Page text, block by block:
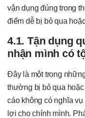
vận dụng đúng trong
điểm dễ bị bỏ qua
4.1. Tận dụng
nhận mình có
Đây là một trong
thường bị bỏ qua
cáo không có nghĩa
lợi cho chính mình.